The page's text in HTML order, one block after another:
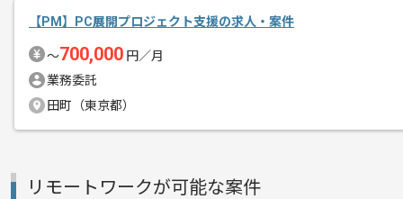
エージェントからのコ
PMの経験を活かすことができます。
ご経験と実績に応じて別案件のご提案
【PM】PC展開プロジェクト支援の求人・案件
〜700,000 円／月
業務委託
田町（東京都）
リモートワークが可能な案件